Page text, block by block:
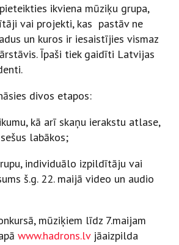
ikviena mūziķu grupa,
vai projekti, kas pastāv ne
un kuros ir iesaistījies vismaz
Īpaši tiek gaidīti Latvijas
divos etapos:
kā arī skaņu ierakstu atlase,
labākos;
individuālo izpildītāju vai
š.g. 22. maijā video un audio
mūziķiem līdz 7.maijam
www.hadrons.lvjāaizpilda